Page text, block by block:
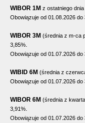
WIBOR 1M z ostatniego dnia
Obowiązuje od 01.08.2026 do
WIBOR 3M (średnia z m-ca
3,85%.
Obowiązuje od 01.07.2026 do
WIBID 6M (średnia z
Obowiązuje od 01.07.2026 do
WIBOR 6M (średnia z
3,91%.
Obowiązuje od 01.07.2026 do